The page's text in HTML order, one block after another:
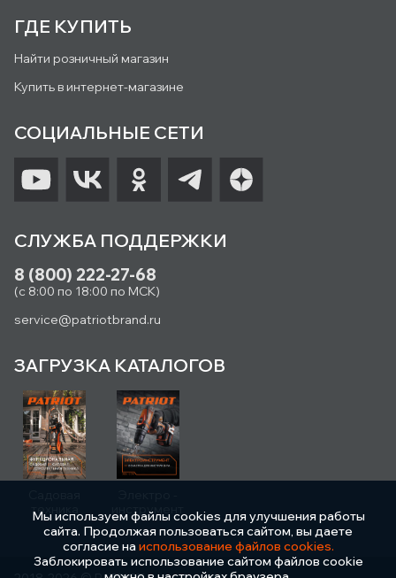
ГДЕ КУПИТЬ
Найти розничный магазин
Купить в интернет-магазине
СОЦИАЛЬНЫЕ СЕТИ
СЛУЖБА ПОДДЕРЖКИ
8 (800) 222-27-68
(с 8:00 по 18:00 по МСК)
service@patriotbrand.ru
ЗАГРУЗКА КАТАЛОГОВ
техника
инструмент
Мы используем файлы cookies для улучшения работы
сайта. Продолжая пользоваться сайтом, вы даете
согласие на использование файлов cookies.
Заблокировать использование сайтом файлов cookie